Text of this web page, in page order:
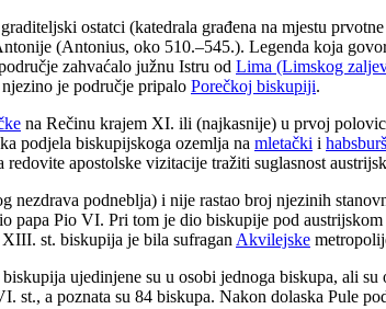
ostatci (katedrala građena na mjestu
(Antonius, oko 510.–545.). Legenda koja
zahvaćalo južnu Istru od Lima (Limskog
je područje pripalo Porečkoj biskupiji.
na Rečinu krajem XI. ili (najkasnije) u prvoj
podjela biskupijskoga ozemlja na mletački i
apostolske vizitacije tražiti suglasnost
podneblja) i nije rastao broj njezinih
papa Pio VI. Pri tom je dio biskupije pod
st. biskupija je bila sufragan Akvilejske
ujedinjene su u osobi jednoga biskupa, ali
st., a poznata su 84 biskupa. Nakon dolaska Pule